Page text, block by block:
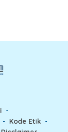
Kode Etik